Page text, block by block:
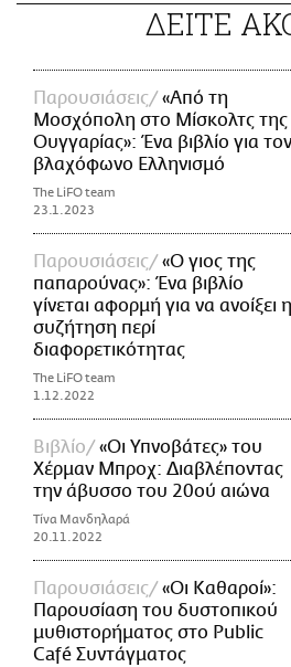
ΔΕΙΤΕ
Παρουσιάσεις
«Από τη
Μοσχόπολη στο Μίσκολτς της
Ουγγαρίας»: Ένα βιβλίο για τον
βλαχόφωνο Ελληνισμό
The LiFO team
23.1.2023
Παρουσιάσεις
«Ο γιος της
παπαρούνας»: Ένα βιβλίο
γίνεται αφορμή για να ανοίξει η
συζήτηση περί
διαφορετικότητας
The LiFO team
1.12.2022
Βιβλίο
«Οι Υπνοβάτες» του
Χέρμαν Μπροχ: Διαβλέποντας
την άβυσσο του 20ού αιώνα
Τίνα Μανδηλαρά
20.11.2022
Παρουσιάσεις
«Οι Καθαροί»:
Παρουσίαση του δυστοπικού
μυθιστορήματος στο Public
Café Συντάγματος